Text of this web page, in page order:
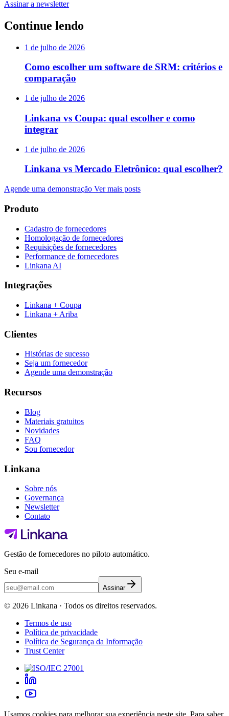
Assinar a newsletter
Continue lendo
1 de julho de 2026
Como escolher um software de SRM: critérios e
comparação
1 de julho de 2026
Linkana vs Coupa: qual escolher e como
integrar
1 de julho de 2026
Linkana vs Mercado Eletrônico: qual escolher?
Agende uma demonstração Ver mais posts
Produto
Cadastro de fornecedores
Homologação de fornecedores
Requisições de fornecedores
Performance de fornecedores
Linkana AI
Integrações
Linkana + Coupa
Linkana + Ariba
Clientes
Histórias de sucesso
Seja um fornecedor
Agende uma demonstração
Recursos
Blog
Materiais gratuitos
Novidades
FAQ
Sou fornecedor
Linkana
Sobre nós
Governança
Newsletter
Contato
Gestão de fornecedores no piloto automático.
Seu e-mail
Assinar
© 2026 Linkana · Todos os direitos reservados.
Termos de uso
Política de privacidade
Política de Segurança da Informação
Trust Center